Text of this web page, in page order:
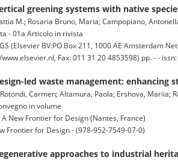
greening systems with native
M.; Rosaria Bruno, Maria; Campopiano,
- 01a Articolo in rivista
(Elsevier BV:PO Box 211, 1000 AE Amsterdam
Fax: 011 31 20 4853598) pp. - -
led waste management:
Carmen; Altamura, Paola; Ershova,
in volume
New Frontier for Design (Nantes, France)
Frontier for Design - (978-952-7549-07-0)
approaches to industrial